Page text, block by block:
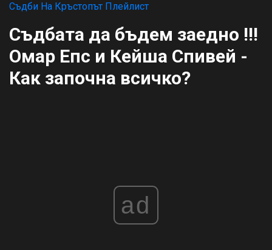
Съдби На Кръстопът Плейлист
Съдбата да бъдем заедно !!!
Омар Епс и Кейша Спивей -
Как започна всичко?
ad